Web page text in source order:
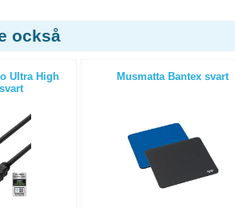
också
Ultra High
Musmatta Bantex svart